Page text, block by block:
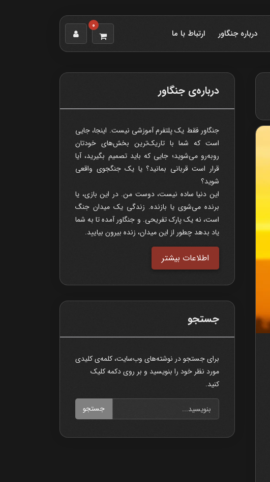
درباره جنگاور ارتباط با ما
0
درباره‌ی جنگاور
جنگاور فقط یک پلتفرم آموزشی نیست. اینجا، جایی
است که شما با تاریک‌ترین بخش‌های خودتان
روبه‌رو می‌شوید؛ جایی که باید تصمیم بگیرید، آیا
قرار است قربانی بمانید؟ یا یک جنگجوی واقعی
شوید؟
این دنیا ساده نیست، دوست من. در این بازی، یا
برنده می‌شوی یا بازنده. زندگی یک میدان جنگ
است، نه یک پارک تفریحی. و جنگاور آمده تا به شما
یاد بدهد چطور از این میدان، زنده بیرون بیایید.
اطلاعات بیشتر
جستجو
برای جستجو در نوشته‌های وب‌سایت، کلمه‌ی کلیدی
مورد نظر خود را بنویسید و بر روی دکمه کلیک
کنید.
جستجو